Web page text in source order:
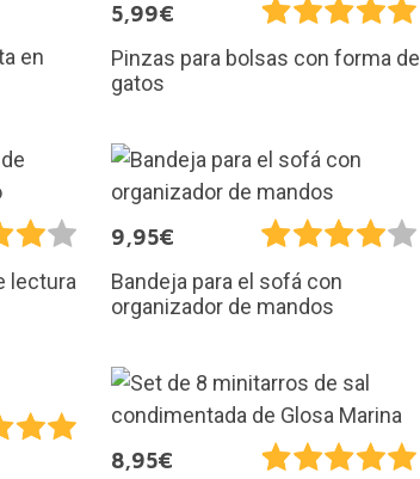
en
5,99€
Pinzas para bolsas con forma de
gatos
lectura
9,95€
Bandeja para el sofá con
organizador de mandos
8,95€